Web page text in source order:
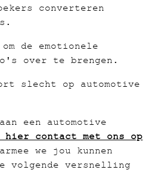
converteren
de emotionele
over te brengen.
slecht op automotive
een automotive
hier contact met ons op
we jou kunnen
volgende versnelling